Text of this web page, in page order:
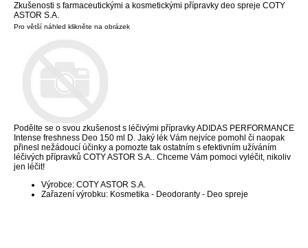
Zkušenosti s farmaceutickými a kosmetickými přípravky deo spreje COTY
ASTOR S.A.
Pro větší náhled klikněte na obrázek
Podělte se o svou zkušenost s léčivými přípravky ADIDAS PERFORMANCE
Intense freshness Deo 150 ml D. Jaký lék Vám nejvíce pomohl či naopak
přinesl nežádoucí účinky a pomozte tak ostatním s efektivním užíváním
léčivých přípravků COTY ASTOR S.A.. Chceme Vám pomoci vyléčit, nikoliv
jen léčit!
Výrobce: COTY ASTOR S.A.
Zařazení výrobku: Kosmetika - Deodoranty - Deo spreje